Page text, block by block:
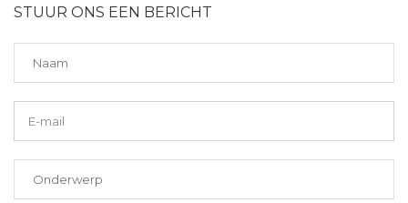
STUUR ONS EEN BERICHT